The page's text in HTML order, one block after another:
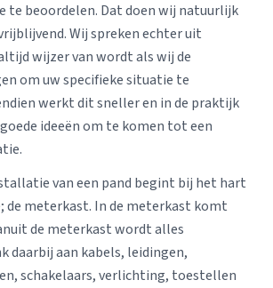
te beoordelen. Dat doen wij natuurlijk
Wij spreken echter uit
wijzer van wordt als wij de
om uw specifieke situatie te
werkt dit sneller en in de praktijk
ideeën om te komen tot een
van een pand begint bij het hart
de meterkast. In de meterkast komt
de meterkast wordt alles
daarbij aan kabels, leidingen,
schakelaars, verlichting, toestellen